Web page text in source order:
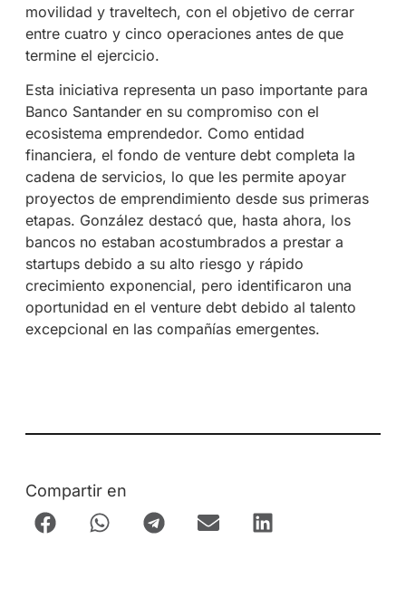
movilidad y traveltech, con el objetivo de cerrar
entre cuatro y cinco operaciones antes de que
termine el ejercicio.
Esta iniciativa representa un paso importante para
Banco Santander en su compromiso con el
ecosistema emprendedor. Como entidad
financiera, el fondo de venture debt completa la
cadena de servicios, lo que les permite apoyar
proyectos de emprendimiento desde sus primeras
etapas. González destacó que, hasta ahora, los
bancos no estaban acostumbrados a prestar a
startups debido a su alto riesgo y rápido
crecimiento exponencial, pero identificaron una
oportunidad en el venture debt debido al talento
excepcional en las compañías emergentes.
Compartir en